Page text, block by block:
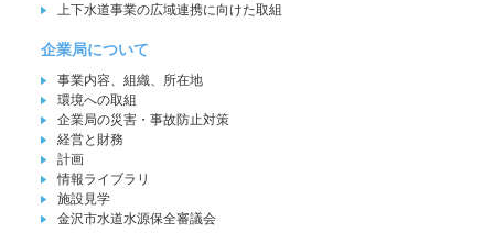
上下水道事業の広域連携に向けた取組
企業局について
事業内容、組織、所在地
環境への取組
企業局の災害・事故防止対策
経営と財務
計画
情報ライブラリ
施設見学
金沢市水道水源保全審議会